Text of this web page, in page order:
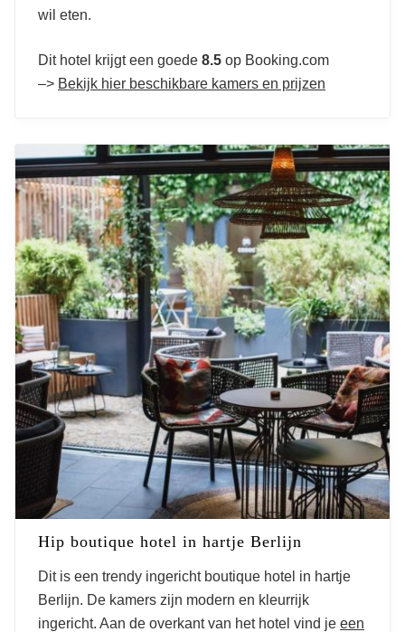
wil eten.
Dit hotel krijgt een goede 8.5 op Booking.com
–> Bekijk hier beschikbare kamers en prijzen
Hip boutique hotel in hartje Berlijn
Dit is een trendy ingericht boutique hotel in hartje
Berlijn. De kamers zijn modern en kleurrijk
ingericht. Aan de overkant van het hotel vind je een